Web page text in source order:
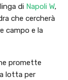
di Napoli W,
che cercherà
campo e la
promette
lotta per